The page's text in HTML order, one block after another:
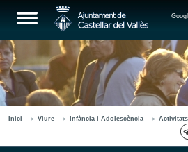
Inici Viure Infància i Adolescència